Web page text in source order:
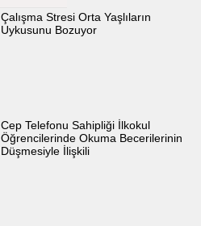
Çalışma Stresi Orta Yaşlıların
Uykusunu Bozuyor
Cep Telefonu Sahipliği İlkokul
Öğrencilerinde Okuma Becerilerinin
Düşmesiyle İlişkili